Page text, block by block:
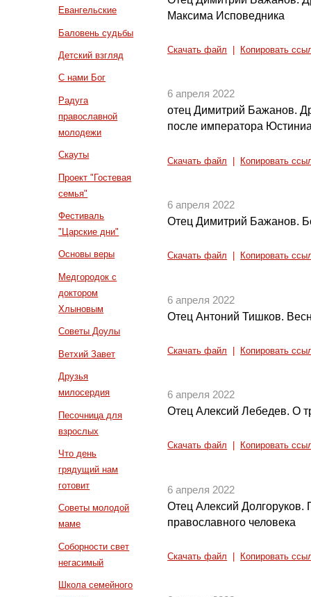
Евангельские
Баловень судьбы
Детский взгляд
С нами Бог
Радуга
православной
молодежи
Скауты
Проект "Гостевая
семья"
Фестиваль
"Царские дни"
Основы веры
Медгородок с
доктором
Хлыновым
Советы Доулы
Ветхий Завет
Друзья
милосердия
Песочница для
взрослых
Что день
грядущий нам
готовит
Советы молодой
маме
Соборности свет
негасимый
Школа семейного
Максима Исповедника
Скачать файл Копировать
6 апреля 2022
отец Димитрий Бажанов.
после императора
Скачать файл Копировать
6 апреля 2022
Отец Димитрий Бажанов.
Скачать файл Копировать
6 апреля 2022
Отец Антоний Тишков.
Скачать файл Копировать
6 апреля 2022
Отец Алексий Лебедев. О
Скачать файл Копировать
6 апреля 2022
Отец Алексий
православного человека
Скачать файл Копировать